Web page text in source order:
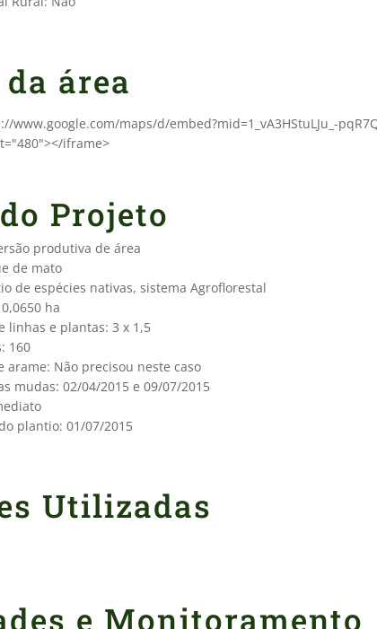
área
www.google.com/maps/d/embed?mid=1_vA3HStuLJu_-
iframe>
Projeto
produtiva de área
de mato
de espécies nativas, sistema Agroflorestal
ha
linhas e plantas: 3 x 1,5
160
arame: Não precisou neste caso
mudas: 02/04/2015 e 09/07/2015
plantio: 01/07/2015
Utilizadas
e Monitoramento